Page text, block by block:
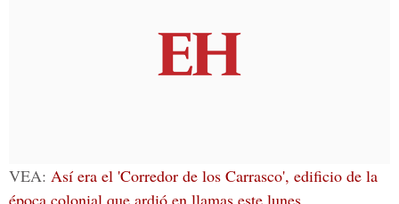
VEA: Así era el 'Corredor de los Carrasco', edificio de la
época colonial que ardió en llamas este lunes